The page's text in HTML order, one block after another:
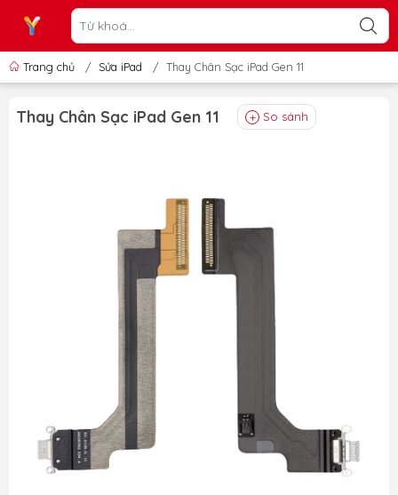
Trang chủ / Sửa iPad / Thay Chân Sạc iPad Gen 11
Thay Chân Sạc iPad Gen 11 So sánh